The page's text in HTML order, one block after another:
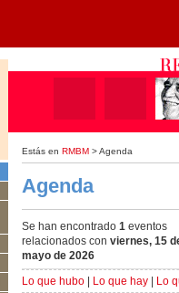
Estás en RMBM > Agenda
Agenda
Se han encontrado 1 eventos
relacionados con viernes, 15
mayo de 2026
Lo que hubo
Lo que hay Lo